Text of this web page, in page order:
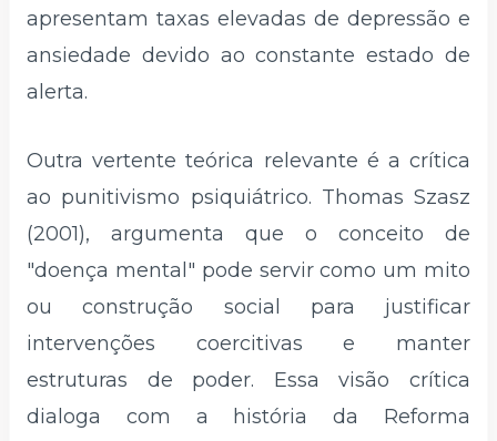
apresentam taxas elevadas de depressão e
ansiedade devido ao constante estado de
alerta.
Outra vertente teórica relevante é a crítica
ao punitivismo psiquiátrico. Thomas Szasz
(2001), argumenta que o conceito de
"doença mental" pode servir como um mito
ou construção social para justificar
intervenções coercitivas e manter
estruturas de poder. Essa visão crítica
dialoga com a história da Reforma